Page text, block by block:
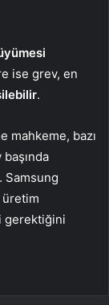
ise grev, en
.
mahkeme, bazı
Samsung
üretim
gerektiğini